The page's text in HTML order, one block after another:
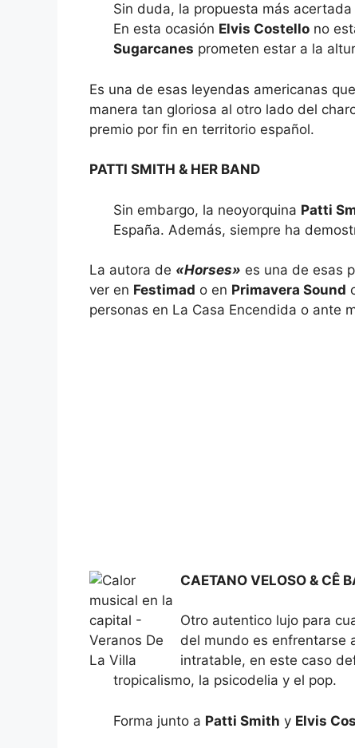
Sin duda, la propuesta más
En esta ocasión Elvis Costello no
Sugarcanes prometen estar a la
Es una de esas leyendas americanas
manera tan gloriosa al otro lado del
premio por fin en territorio español.
PATTI SMITH & HER BAND
Sin embargo, la neoyorquina Patti
España. Además, siempre ha
La autora de «Horses» es una de esas
ver en Festimad o en Primavera Sound
personas en La Casa Encendida o ante
CAETANO VELOSO & CÊ
Otro autentico lujo para
del mundo es enfrentarse
intratable, en este caso
tropicalismo, la psicodelia y el pop.
Forma junto a Patti Smith y Elvis